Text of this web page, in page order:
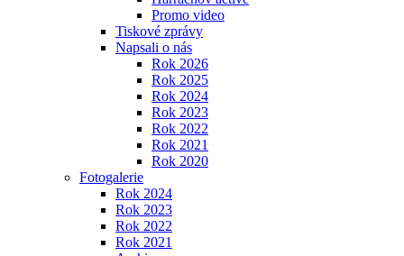
Promo video
Tiskové zprávy
Napsali o nás
Rok 2026
Rok 2025
Rok 2024
Rok 2023
Rok 2022
Rok 2021
Rok 2020
Fotogalerie
Rok 2024
Rok 2023
Rok 2022
Rok 2021